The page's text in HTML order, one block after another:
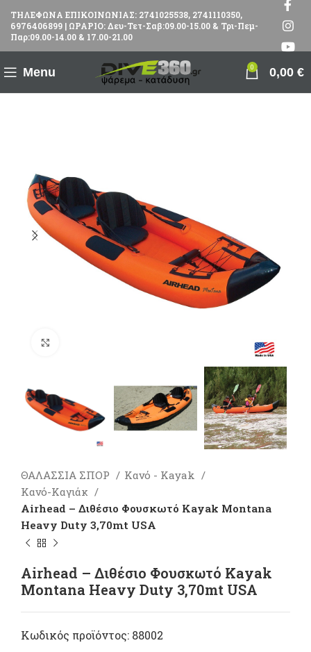
ΤΗΛΕΦΩΝΑ ΕΠΙΚΟΙΝΩΝΙΑΣ: 2741025538, 2741110350,
6976406899 | ΩΡΑΡΙΟ: Δευ-Τετ-Σαβ:09.00-15.00 & Τρι-Πεμ-
Παρ:09.00-14.00 & 17.00-21.00
Menu 0 0,00 €
ΘΑΛΑΣΣΙΑ ΣΠΟΡ
Κανό - Kayak
Κανό-Καγιάκ
Airhead – Διθέσιο Φουσκωτό Kayak Montana
Heavy Duty 3,70mt USA
Airhead – Διθέσιο Φουσκωτό Kayak
Montana Heavy Duty 3,70mt USA
Κωδικός προϊόντος: 88002